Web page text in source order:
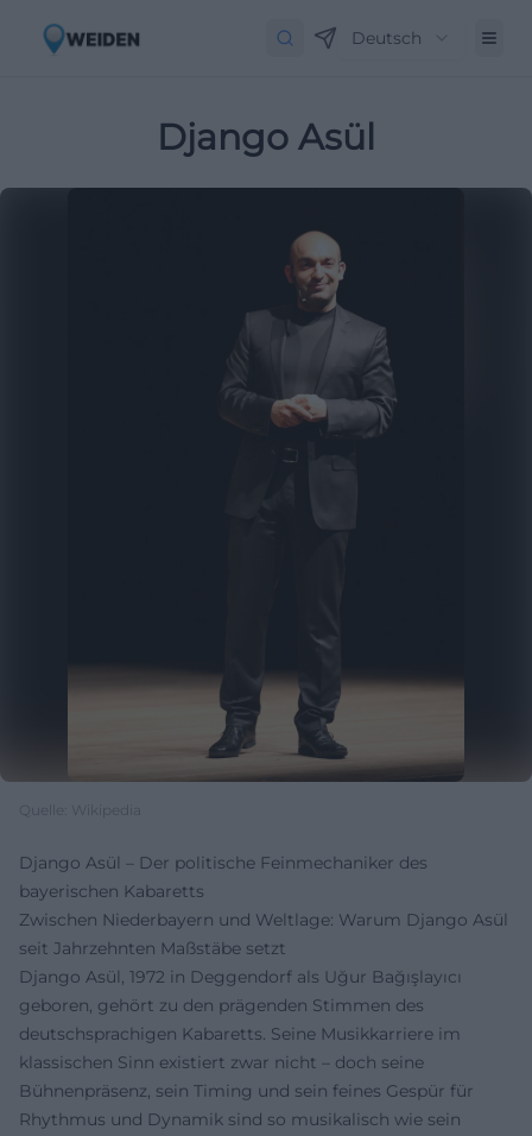
Deutsch
Django Asül
Quelle: Wikipedia
Django Asül – Der politische Feinmechaniker des
bayerischen Kabaretts
Zwischen Niederbayern und Weltlage: Warum Django Asül
seit Jahrzehnten Maßstäbe setzt
Django Asül, 1972 in Deggendorf als Uğur Bağışlayıcı
geboren, gehört zu den prägenden Stimmen des
deutschsprachigen Kabaretts. Seine Musikkarriere im
klassischen Sinn existiert zwar nicht – doch seine
Bühnenpräsenz, sein Timing und sein feines Gespür für
Rhythmus und Dynamik sind so musikalisch wie sein